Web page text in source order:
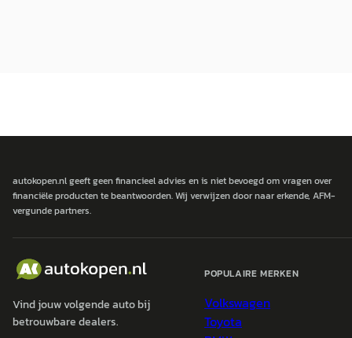
autokopen.nl geeft geen financieel advies en is niet bevoegd om vragen over
financiële producten te beantwoorden. Wij verwijzen door naar erkende, AFM-
vergunde partners.
Vind jouw volgende auto bij
betrouwbare dealers.
POPULAIRE MERKEN
Volkswagen
Toyota